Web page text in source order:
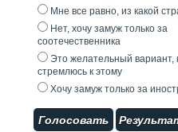
Мне все равно, из какой
Нет, хочу замуж только за
соотечественника
Это желательный вариант,
стремлюсь к этому
Хочу замуж только за
Голосовать